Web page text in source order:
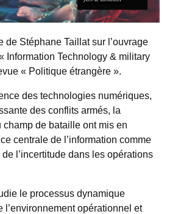
de Stéphane Taillat sur l’ouvrage
Information Technology & military
« Politique étrangère ».
des technologies numériques,
des conflits armés, la
champ de bataille ont mis en
centrale de l’information comme
l’incertitude dans les opérations
le processus dynamique
l’environnement opérationnel et